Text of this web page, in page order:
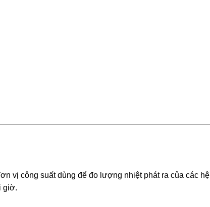
vị công suất dùng để đo lượng nhiệt phát ra của các hệ
giờ.